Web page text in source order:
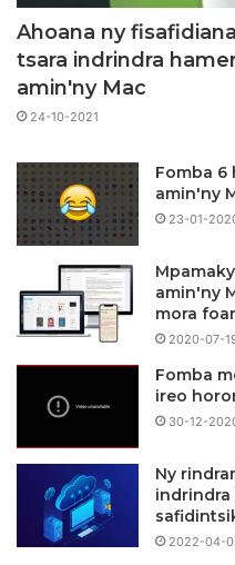
Ahoana ny
tsara indrindra
amin'ny Mac
24-10-2021
Fomba 6
amin'ny
23-01-
amin'ny
mora
2020-07-
Fomba
ireo
30-12-
Ny
indrindra
2022-04-